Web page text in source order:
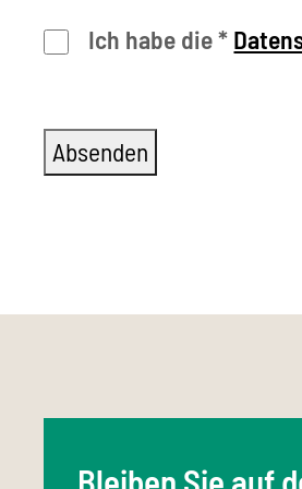
Ich habe die*